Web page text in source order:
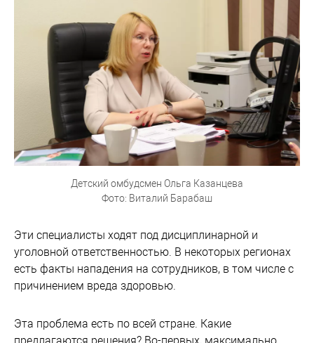
Детский омбудсмен Ольга Казанцева
Фото: Виталий Барабаш
Эти специалисты ходят под дисциплинарной и
уголовной ответственностью. В некоторых регионах
есть факты нападения на сотрудников, в том числе с
причинением вреда здоровью.
Эта проблема есть по всей стране. Какие
предлагаются решения? Во-первых, максимально